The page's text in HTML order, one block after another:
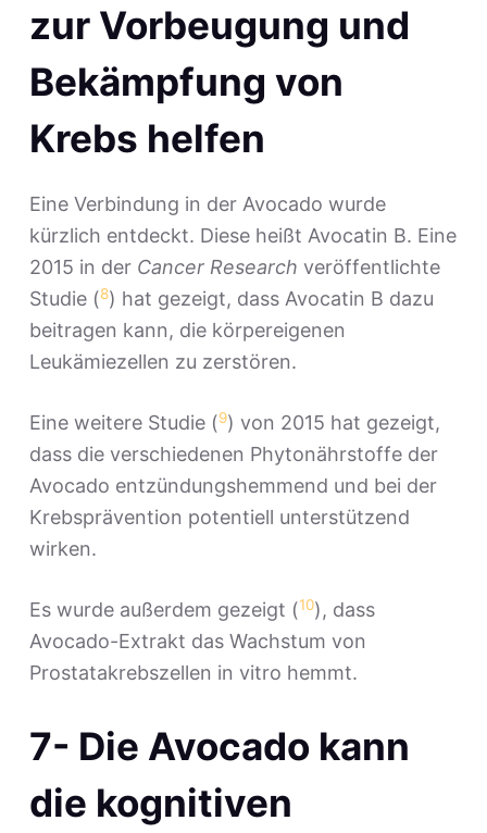
zur Vorbeugung und
Bekämpfung von
Krebs helfen
Eine Verbindung in der Avocado wurde
kürzlich entdeckt. Diese heißt Avocatin B. Eine
2015 in der Cancer Research veröffentlichte
Studie (8) hat gezeigt, dass Avocatin B dazu
beitragen kann, die körpereigenen
Leukämiezellen zu zerstören.
Eine weitere Studie (9) von 2015 hat gezeigt,
dass die verschiedenen Phytonährstoffe der
Avocado entzündungshemmend und bei der
Krebsprävention potentiell unterstützend
wirken.
Es wurde außerdem gezeigt (10), dass
Avocado-Extrakt das Wachstum von
Prostatakrebszellen in vitro hemmt.
7- Die Avocado kann
die kognitiven